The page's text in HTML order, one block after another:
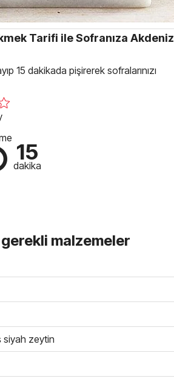
Tarifi ile Sofranıza Akdeniz
15 dakikada pişirerek sofralarınızı
15
dakika
malzemeler
siyah zeytin